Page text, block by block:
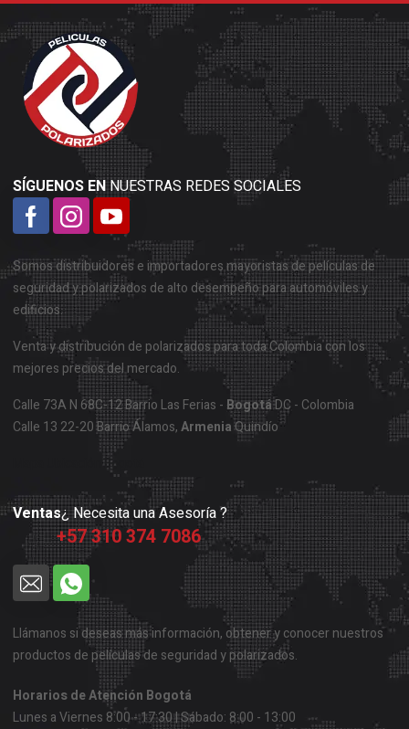
SÍGUENOS EN NUESTRAS REDES SOCIALES
Somos distribuidores e importadores mayoristas de películas de
seguridad y polarizados de alto desempeño para automóviles y
edificios.
Venta y distribución de polarizados para toda Colombia con los
mejores precios del mercado.
Calle 73A N 68C-12 Barrio Las Ferias - BogotáDC - Colombia
Calle 13 22-20 Barrio Álamos,ArmeniaQuindío
Mapa Ubicación Bogotá
Ventas¿ Necesita una Asesoría ?
+57 310 374 7086
Llámanos si deseas más información, obtener y conocer nuestros
productos de películas de seguridad y polarizados.
Horarios de Atención Bogotá
Lunes a Viernes 8:00 - 17:30 | Sábado: 8:00 - 13:00